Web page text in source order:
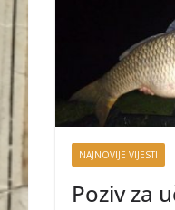
NAJNOVIJE VIJESTI
Poziv za